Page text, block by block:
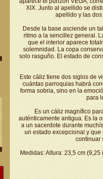
XIX. Junto al apellido se
apellido y las
Desde la base asciende un
ritmo a la sencillez general.
que el interior aparece
solemnidad. La copa
solo rasguño. El estado de
Este cáliz tiene dos siglos de
cuántas parroquias habrá
forma sobria, sino en la
para
Es un cáliz magnífico
auténticamente antigua. Es la
a un sacerdote durante
un estado excepcional y
continuar
Medidas: Altura: 23,5 cm